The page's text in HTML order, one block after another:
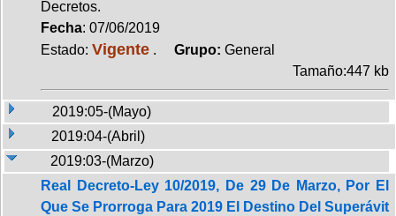
Decretos.
Fecha: 07/06/2019
Estado: Vigente . Grupo: General
Tamaño:447 kb
2019:05-(Mayo)
2019:04-(Abril)
2019:03-(Marzo)
Real Decreto-Ley 10/2019, De 29 De Marzo, Por El
Que Se Prorroga Para 2019 El Destino Del Superávit